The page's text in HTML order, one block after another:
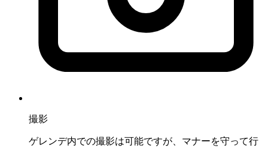
撮影
ゲレンデ内での撮影は可能ですが、マナーを守って行